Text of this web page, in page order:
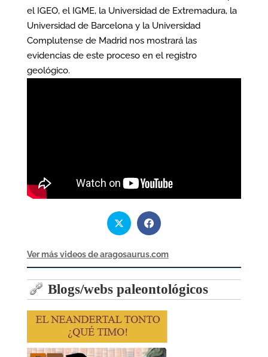
el IGEO, el IGME, la Universidad de Extremadura, la
Universidad de Barcelona y la Universidad
Complutense de Madrid nos mostrará las
evidencias de este proceso en el registro
geológico.
Ver más videos de aragosaurus.com
Blogs/webs paleontológicos